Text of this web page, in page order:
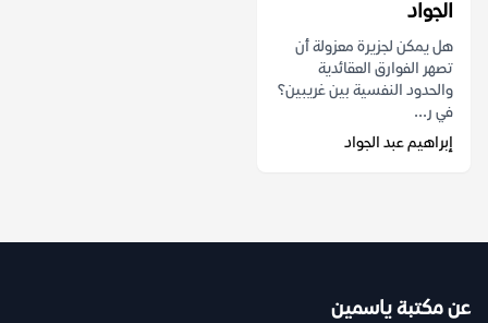
الجواد
هل يمكن لجزيرة معزولة أن
تصهر الفوارق العقائدية
والحدود النفسية بين غريبين؟
في ر...
إبراهيم عبد الجواد
عن مكتبة ياسمين